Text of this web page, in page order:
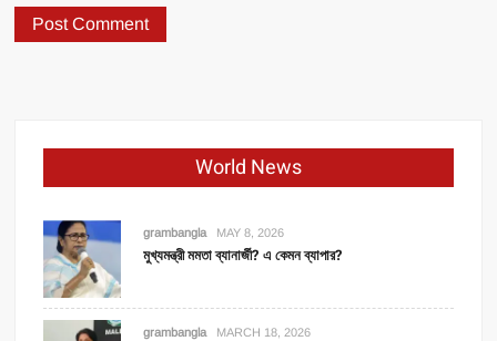
World News
grambangla MAY 8, 2026
মুখ্যমন্ত্রী মমতা ব্যানার্জী? এ কেমন ব্যাপার?
grambangla MARCH 18, 2026